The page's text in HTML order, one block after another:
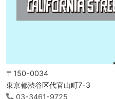
〒150-0034
東京都渋谷区代官山町7-3
03-3461-9725